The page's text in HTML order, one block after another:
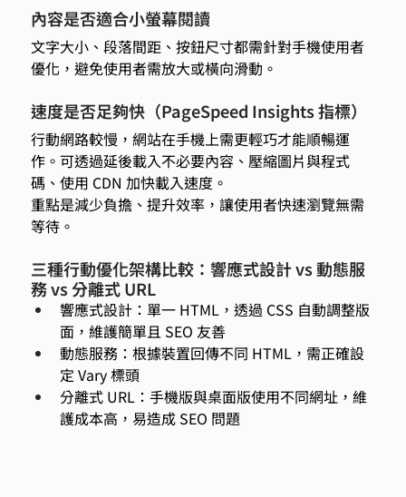
內容是否適合小螢幕閱讀
文字大小、段落間距、按鈕尺寸都需針對手機使用者
優化，避免使用者需放大或橫向滑動。
速度是否足夠快（PageSpeed Insights 指標）
行動網路較慢，網站在手機上需更輕巧才能順暢運
作。可透過延後載入不必要內容、壓縮圖片與程式
碼、使用 CDN 加快載入速度。
重點是減少負擔、提升效率，讓使用者快速瀏覽無需
等待。
三種行動優化架構比較：響應式設計 vs 動態服
務 vs 分離式 URL
響應式設計：單一 HTML，透過 CSS 自動調整版
面，維護簡單且 SEO 友善
動態服務：根據裝置回傳不同 HTML，需正確設
定 Vary 標頭
分離式 URL：手機版與桌面版使用不同網址，維
護成本高，易造成 SEO 問題